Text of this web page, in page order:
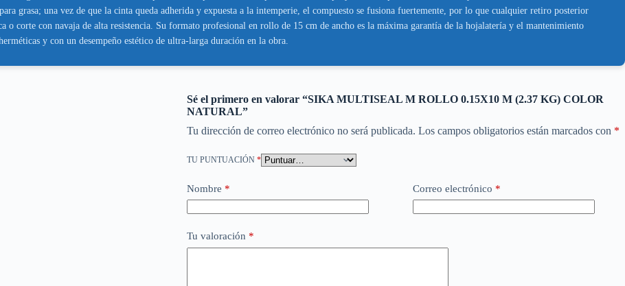
grasa; una vez de que la cinta queda adherida y expuesta a la intemperie, el compuesto se fusiona fuertemente, por lo que cualquier retiro posterior
o corte con navaja de alta resistencia. Su formato profesional en rollo de 15 cm de ancho es la máxima garantía de la hojalatería y el mantenimiento
y con un desempeño estético de ultra-larga duración en la obra.
Sé el primero en valorar “SIKA MULTISEAL M ROLLO 0.15X10 M (2.37 KG) COLOR
NATURAL”
Tu dirección de correo electrónico no será publicada. Los campos obligatorios están marcados con *
TU PUNTUACIÓN *
Nombre * Correo electrónico *
Tu valoración *